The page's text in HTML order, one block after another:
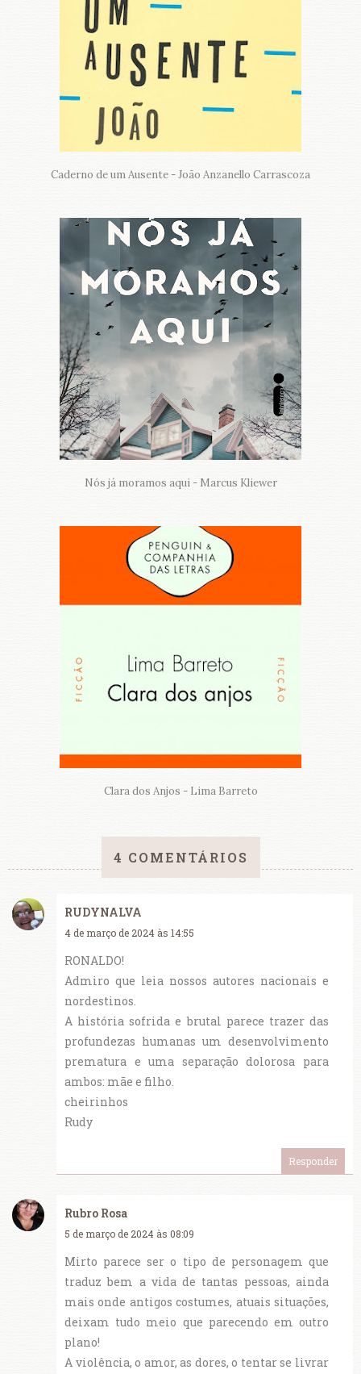
Caderno de um Ausente - João Anzanello Carrascoza
Nós já moramos aqui - Marcus Kliewer
Clara dos Anjos - Lima Barreto
4 COMENTÁRIOS
RUDYNALVA
4 de março de 2024 às 14:55
RONALDO!
Admiro que leia nossos autores nacionais e
nordestinos.
A história sofrida e brutal parece trazer das
profundezas humanas um desenvolvimento
prematura e uma separação dolorosa para
ambos: mãe e filho.
cheirinhos
Rudy
Responder
Rubro Rosa
5 de março de 2024 às 08:09
Mirto parece ser o tipo de personagem que
traduz bem a vida de tantas pessoas, ainda
mais onde antigos costumes, atuais situações,
deixam tudo meio que parecendo em outro
plano!
A violência, o amor, as dores, o tentar se livrar